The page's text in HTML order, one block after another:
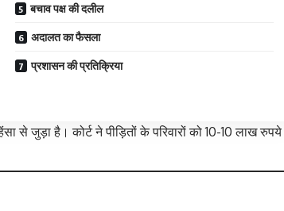
बचाव पक्ष की दलील
अदालत का फैसला
प्रशासन की प्रतिक्रिया
से जुड़ा है। कोर्ट ने पीड़ितों के परिवारों को 10-10 लाख रुपये